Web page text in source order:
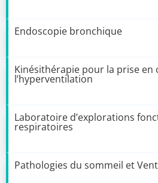
Endoscopie bronchique
Kinésithérapie pour la prise en
l’hyperventilation
Laboratoire d’explorations
respiratoires
Pathologies du sommeil et